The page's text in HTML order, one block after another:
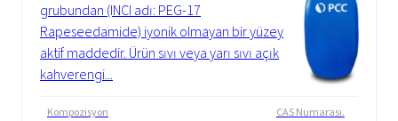
grubundan (INCI adı: PEG-17
Rapeseedamide) iyonik olmayan bir yüzey
aktif maddedir. Ürün sıvı veya yarı sıvı açık
kahverengi...
Kompozisyon CAS Numarası.